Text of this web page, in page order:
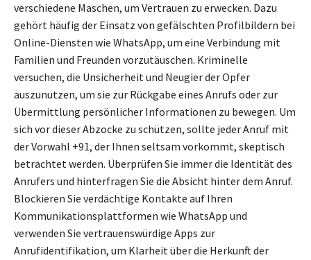
verschiedene Maschen, um Vertrauen zu erwecken. Dazu
gehört häufig der Einsatz von gefälschten Profilbildern bei
Online-Diensten wie WhatsApp, um eine Verbindung mit
Familien und Freunden vorzutäuschen. Kriminelle
versuchen, die Unsicherheit und Neugier der Opfer
auszunutzen, um sie zur Rückgabe eines Anrufs oder zur
Übermittlung persönlicher Informationen zu bewegen. Um
sich vor dieser Abzocke zu schützen, sollte jeder Anruf mit
der Vorwahl +91, der Ihnen seltsam vorkommt, skeptisch
betrachtet werden. Überprüfen Sie immer die Identität des
Anrufers und hinterfragen Sie die Absicht hinter dem Anruf.
Blockieren Sie verdächtige Kontakte auf Ihren
Kommunikationsplattformen wie WhatsApp und
verwenden Sie vertrauenswürdige Apps zur
Anrufidentifikation, um Klarheit über die Herkunft der